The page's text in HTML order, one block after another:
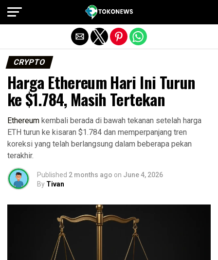
CRYPTO
Harga Ethereum Hari Ini Turun
ke $1.784, Masih Tertekan
Ethereum kembali berada di bawah tekanan setelah harga
ETH turun ke kisaran $1.784 dan memperpanjang tren
koreksi yang telah berlangsung dalam beberapa pekan
terakhir.
Published 2 months ago on June 4, 2026
By Tivan
Exit mobile version